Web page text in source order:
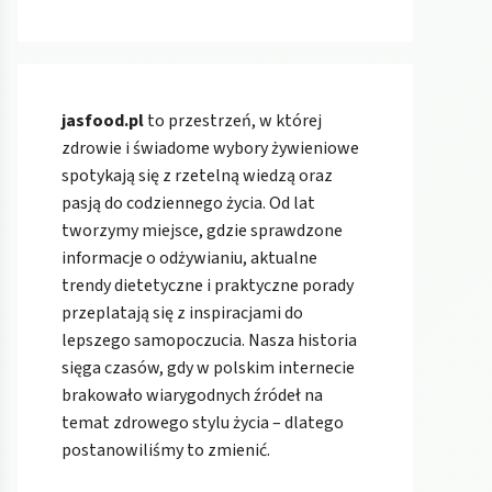
jasfood.plto przestrzeń, w której
zdrowie i świadome wybory żywieniowe
spotykają się z rzetelną wiedzą oraz
pasją do codziennego życia. Od lat
tworzymy miejsce, gdzie sprawdzone
informacje o odżywianiu, aktualne
trendy dietetyczne i praktyczne porady
przeplatają się z inspiracjami do
lepszego samopoczucia. Nasza historia
sięga czasów, gdy w polskim internecie
brakowało wiarygodnych źródeł na
temat zdrowego stylu życia – dlatego
postanowiliśmy to zmienić.